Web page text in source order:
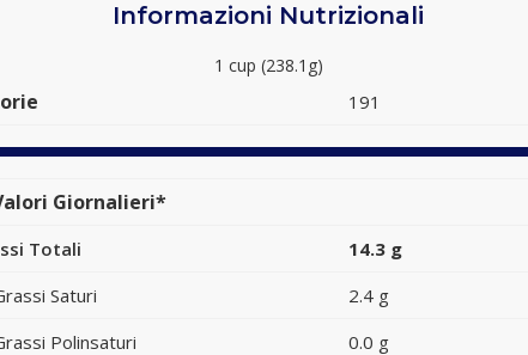
Informazioni Nutrizionali
1 cup (238.1g)
191
Giornalieri*
Totali 14.3 g
Saturi
2.4 g
Polinsaturi
0.0 g